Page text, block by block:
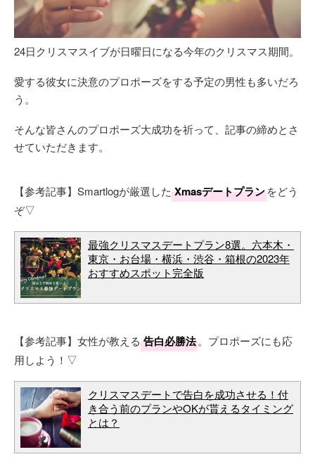
24日クリスマスイブが日曜日になる今年のクリスマス期間。
愛する彼女に決意のプロポーズをする予定の男性も多いだろ
う。
そんな皆さんのプロポーズ大成功を祈って、記事の締めとさ
せていただきます。
【参考記事】Smartlogが厳選した Xmasデートプランをどう
ぞ▽
最強クリスマスデートプラン8選。六本木・
東京・お台場・横浜・渋谷・箱根の2023年
おすすめスポット完全版
【参考記事】女性が教える 告白必勝法。プロポーズにも応
用しよう！▽
クリスマスデートで告白を成功させる！付
き合う前のプランやOKが貰えるタイミング
とは？